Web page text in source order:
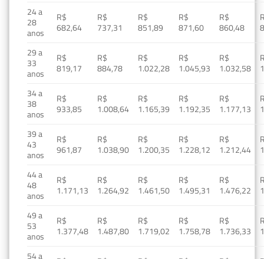
24 a
28
anos
R$
682,64
R$
737,31
R$
851,89
R$
871,60
R$
860,48
29 a
33
anos
R$
819,17
R$
884,78
R$
1.022,28
R$
1.045,93
R$
1.032,58
34 a
38
anos
R$
933,85
R$
1.008,64
R$
1.165,39
R$
1.192,35
R$
1.177,13
39 a
43
anos
R$
961,87
R$
1.038,90
R$
1.200,35
R$
1.228,12
R$
1.212,44
44 a
48
anos
R$
1.171,13
R$
1.264,92
R$
1.461,50
R$
1.495,31
R$
1.476,22
49 a
53
anos
R$
1.377,48
R$
1.487,80
R$
1.719,02
R$
1.758,78
R$
1.736,33
54 a